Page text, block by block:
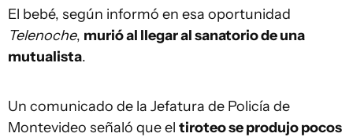
El bebé, según informó en esa oportunidad
Telenoche, murió al llegar al sanatorio de una
mutualista.
Un comunicado de la Jefatura de Policía de
Montevideo señaló que el tiroteo se produjo pocos